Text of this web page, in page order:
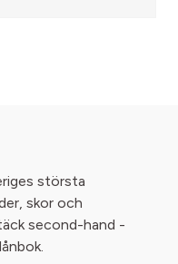
största
skor och
second-hand -